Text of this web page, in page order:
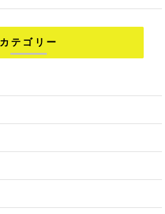
カテゴリー